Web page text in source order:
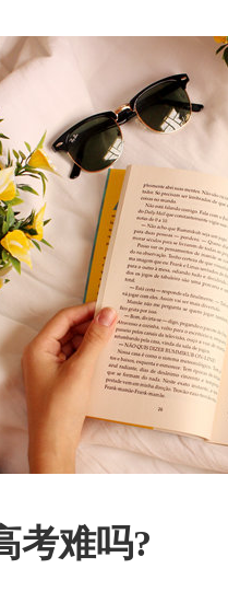
考难吗?